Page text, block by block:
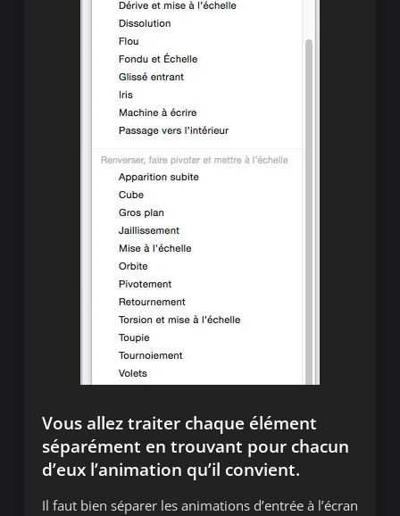
Vous allez traiter chaque élément
séparément en trouvant pour chacun
d’eux l’animation qu’il convient.
Il faut bien séparer les animations d’entrée à l’écran